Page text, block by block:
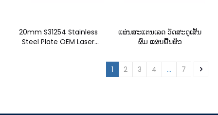
20mm S31254 Stainless
Steel Plate OEM Laser
ແຜ່ນສະແຕນເລດ ວັດສະດຸເສັ້ນ
ຜົມ ແຜ່ນພື້ນຜິວ
1 2 3 4 ... 7